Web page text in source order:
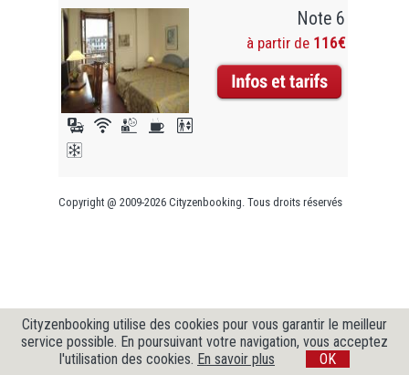
Note 6
à partir de 116€
Copyright @ 2009-2026 Cityzenbooking. Tous droits réservés
Cityzenbooking utilise des cookies pour vous garantir le meilleur
service possible. En poursuivant votre navigation, vous acceptez
l'utilisation des cookies. En savoir plus OK